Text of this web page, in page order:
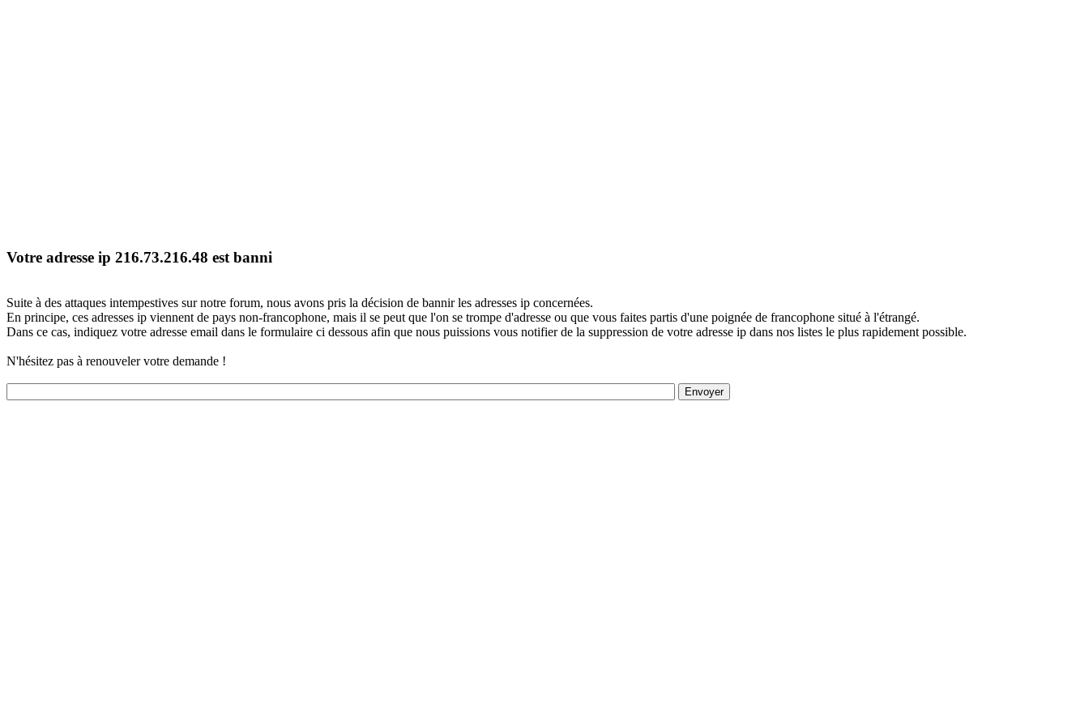
Votre adresse ip 216.73.216.48 est banni
Suite à des attaques intempestives sur notre forum, nous avons pris la décision de bannir les adresses ip concernées.
En principe, ces adresses ip viennent de pays non-francophone, mais il se peut que l'on se trompe d'adresse ou que vous faites partis d'une poignée de francophone situé à l'étrangé.
Dans ce cas, indiquez votre adresse email dans le formulaire ci dessous afin que nous puissions vous notifier de la suppression de votre adresse ip dans nos listes le plus rapidement possible.
N'hésitez pas à renouveler votre demande !